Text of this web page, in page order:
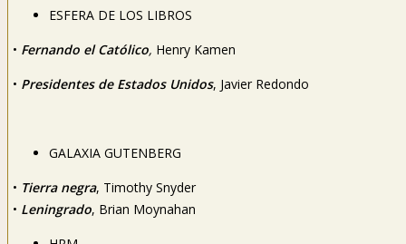
ESFERA DE LOS LIBROS
• Fernando el Católico, Henry Kamen
• Presidentes de Estados Unidos, Javier Redondo
GALAXIA GUTENBERG
• Tierra negra, Timothy Snyder
• Leningrado, Brian Moynahan